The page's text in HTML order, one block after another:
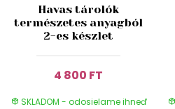
Havas tárolók
természetes anyagból
2-es készlet
4 800 FT
SKLADOM - odosielame ihneď